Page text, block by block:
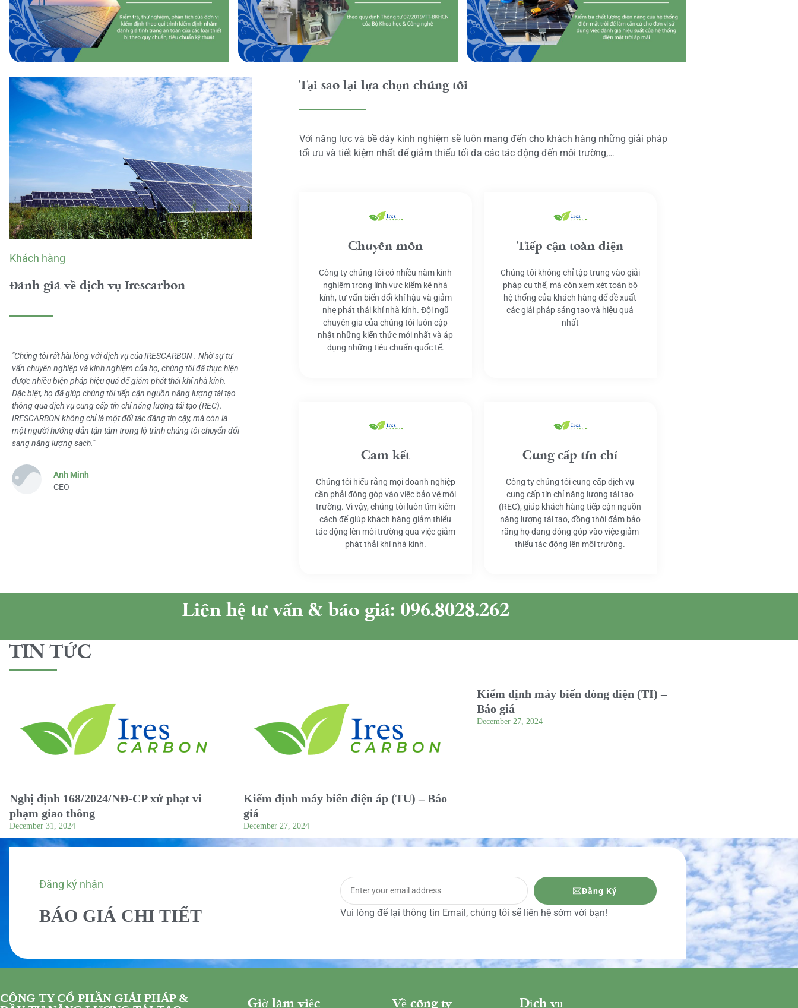
Khách hàng
Đánh giá về dịch vụ Irescarbon
"Chúng tôi rất hài lòng với dịch vụ của IRESCARBON . Nhờ sự tư
vấn chuyên nghiệp và kinh nghiệm của họ, chúng tôi đã thực hiện
được nhiều biện pháp hiệu quả để giảm phát thải khí nhà kính.
Đặc biệt, họ đã giúp chúng tôi tiếp cận nguồn năng lượng tái tạo
thông qua dịch vụ cung cấp tín chỉ năng lượng tái tạo (REC).
IRESCARBON không chỉ là một đối tác đáng tin cậy, mà còn là
một người hướng dẫn tận tâm trong lộ trình chúng tôi chuyển đổi
sang năng lượng sạch."
Anh Minh
CEO
Tại sao lại lựa chọn chúng tôi
Với năng lực và bề dày kinh nghiệm sẽ luôn mang đến cho khách hàng những giải pháp
tối ưu và tiết kiệm nhất để giảm thiểu tối đa các tác động đến môi trường,…
Chuyên môn
Công ty chúng tôi có nhiều năm kinh
nghiệm trong lĩnh vực kiểm kê nhà
kính, tư vấn biến đổi khí hậu và giảm
nhẹ phát thải khí nhà kính. Đội ngũ
chuyên gia của chúng tôi luôn cập
nhật những kiến thức mới nhất và áp
dụng những tiêu chuẩn quốc tế.
Tiếp cận toàn diện
Chúng tôi không chỉ tập trung vào giải
pháp cụ thể, mà còn xem xét toàn bộ
hệ thống của khách hàng để đề xuất
các giải pháp sáng tạo và hiệu quả
nhất
Cam kết
Chúng tôi hiểu rằng mọi doanh nghiệp
cần phải đóng góp vào việc bảo vệ môi
trường. Vì vậy, chúng tôi luôn tìm kiếm
cách để giúp khách hàng giảm thiểu
tác động lên môi trường qua việc giảm
phát thải khí nhà kính.
Cung cấp tín chỉ
Công ty chúng tôi cung cấp dịch vụ
cung cấp tín chỉ năng lượng tái tạo
(REC), giúp khách hàng tiếp cận nguồn
năng lượng tái tạo, đồng thời đảm bảo
rằng họ đang đóng góp vào việc giảm
thiểu tác động lên môi trường.
Liên hệ tư vấn & báo giá: 096.8028.262
TIN TỨC
Nghị định 168/2024/NĐ-CP xử phạt vi
phạm giao thông
December 31, 2024
Kiểm định máy biến điện áp (TU) – Báo
giá
December 27, 2024
Kiểm định máy biến dòng điện (TI) –
Báo giá
December 27, 2024
Đăng ký nhận
BÁO GIÁ CHI TIẾT
Đăng Ký
Vui lòng để lại thông tin Email, chúng tôi sẽ liên hệ sớm với bạn!
CÔNG TY CỔ PHẦN GIẢI PHÁP &
Giờ làm việc Về công ty Dịch vụ